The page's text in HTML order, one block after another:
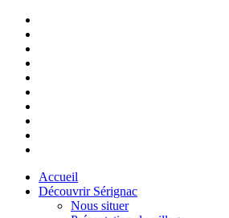
Accueil
Découvrir Sérignac
Nous situer